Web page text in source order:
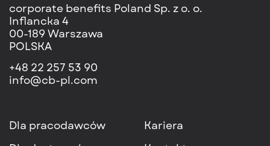
corporate benefits Poland Sp. z o. o.
Inflancka 4
00-189 Warszawa
POLSKA
+48 22 257 53 90
info@cb-pl.com
Dla pracodawców
Kariera